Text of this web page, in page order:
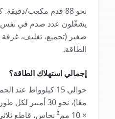
نحو 88 قدم مكعب/
يشغّلون عدد صدم في نفس
صغير (تجميع، تغليف،
الطاقة.
إجمالي استهلاك الطاقة؟
حوالي 15 كيلوواط